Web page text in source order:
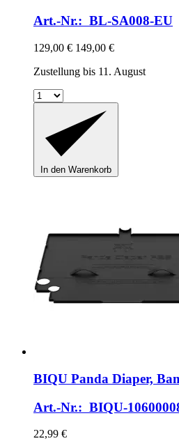
Art.-Nr.: BL-SA008-EU
129,00 € 149,00 €
Zustellung bis 11. August
In den Warenkorb
BIQU Panda Diaper,
Art.-Nr.: BIQU-
22,99 €